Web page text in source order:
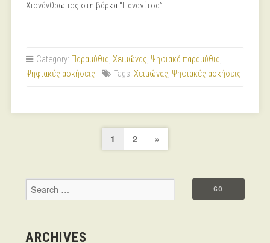
Χιονάνθρωπος στη βάρκα “Παναγίτσα”
Category: Παραμύθια, Χειμώνας, Ψηφιακά παραμύθια,
Ψηφιακές ασκήσεις
Tags: Χειμώνας, Ψηφιακές ασκήσεις
Posts
1 2
Next
»
ARCHIVES